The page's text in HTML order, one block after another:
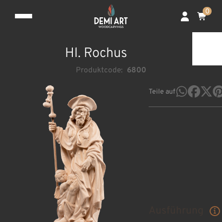
0
Hl. Rochus
Produktcode: 6800
Teile auf